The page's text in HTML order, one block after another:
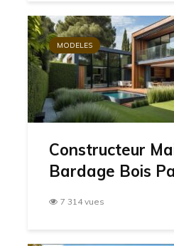
MODELES
Constructeur
Bardage Bois
7 314 vues